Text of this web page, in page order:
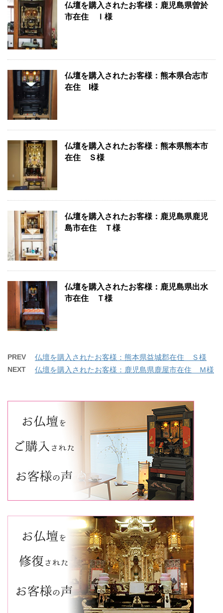
仏壇を購入されたお客様：鹿児島県曽於
市在住 Ｉ様
仏壇を購入されたお客様：熊本県合志市
在住 I様
仏壇を購入されたお客様：熊本県熊本市
在住 Ｓ様
仏壇を購入されたお客様：鹿児島県鹿児
島市在住 Ｔ様
仏壇を購入されたお客様：鹿児島県出水
市在住 Ｔ様
PREV 仏壇を購入されたお客様：熊本県益城郡在住 Ｓ様
NEXT 仏壇を購入されたお客様：鹿児島県鹿屋市在住 Ｍ様